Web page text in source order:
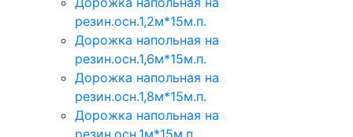
резин.осн.1,2м*15м.п.
Дорожка напольная на
резин.осн.1,6м*15м.п.
Дорожка напольная на
резин.осн.1,8м*15м.п.
Дорожка напольная на
резин.осн.1м*15м.п.